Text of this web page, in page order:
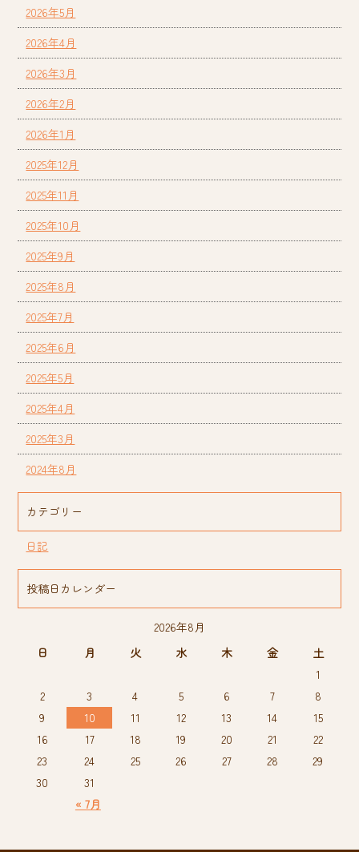
2026年5月
2026年4月
2026年3月
2026年2月
2026年1月
2025年12月
2025年11月
2025年10月
2025年9月
2025年8月
2025年7月
2025年6月
2025年5月
2025年4月
2025年3月
2024年8月
カテゴリー
日記
投稿日カレンダー
2026年8月
日
月 火 水 木 金 土
« 7月
1
2
3 4 5 6 7
8
9
10 11 12 13 14
15
16
17 18 19 20 21
22
23
24 25 26 27 28
29
30
31